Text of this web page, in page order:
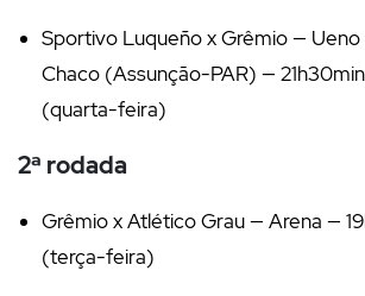
Sportivo Luqueño x Grêmio —
Chaco (Assunção-PAR) —
(quarta-feira)
2ª rodada
Grêmio x Atlético Grau — Arena —
(terça-feira)